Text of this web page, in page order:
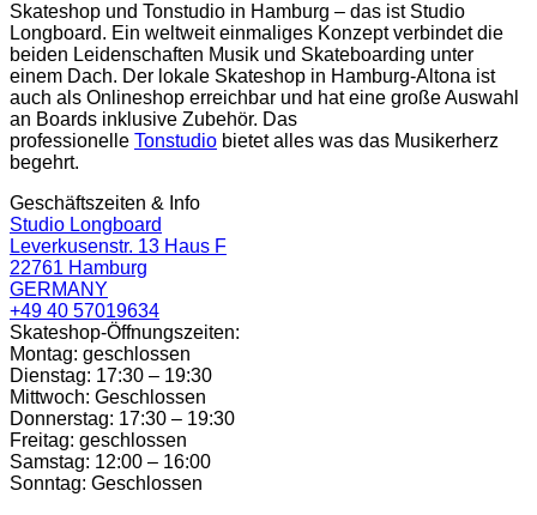
Skateshop und Tonstudio in Hamburg – das ist Studio
Longboard. Ein weltweit einmaliges Konzept verbindet die
beiden Leidenschaften Musik und Skateboarding unter
einem Dach. Der lokale Skateshop in Hamburg-Altona ist
auch als Onlineshop erreichbar und hat eine große Auswahl
an Boards inklusive Zubehör. Das
professionelle Tonstudio bietet alles was das Musikerherz
begehrt.
Geschäftszeiten & Info
Studio Longboard
Leverkusenstr. 13 Haus F
22761 Hamburg
GERMANY
+49 40 57019634
Skateshop-Öffnungszeiten:
Montag: geschlossen
Dienstag: 17:30 – 19:30
Mittwoch: Geschlossen
Donnerstag: 17:30 – 19:30
Freitag: geschlossen
Samstag: 12:00 – 16:00
Sonntag: Geschlossen